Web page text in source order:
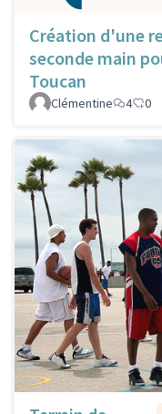
Création d'une
seconde main
Toucan
Clémentine 4 0